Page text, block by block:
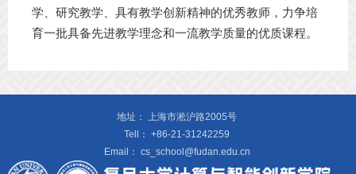
学、研究教学、具有教学创新精神的优秀教师，力争培
育一批具备先进教学理念和一流教学质量的优质课程。
地址： 上海市淞沪路2005号
Tell： +86-21-31242259
Email： cs_school@fudan.edu.cn